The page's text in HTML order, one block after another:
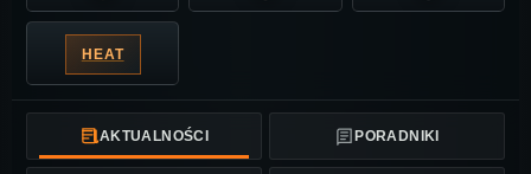
HEAT
AKTUALNOŚCI PORADNIKI